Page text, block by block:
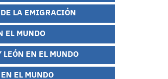
LA EMIGRACIÓN
EL MUNDO
LEÓN EN EL MUNDO
EL MUNDO